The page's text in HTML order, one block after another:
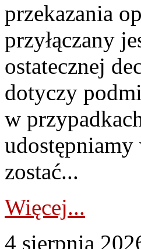
przekazania
przyłączany
ostatecznej
dotyczy
w
zostać...
Więcej...
4 sierpnia